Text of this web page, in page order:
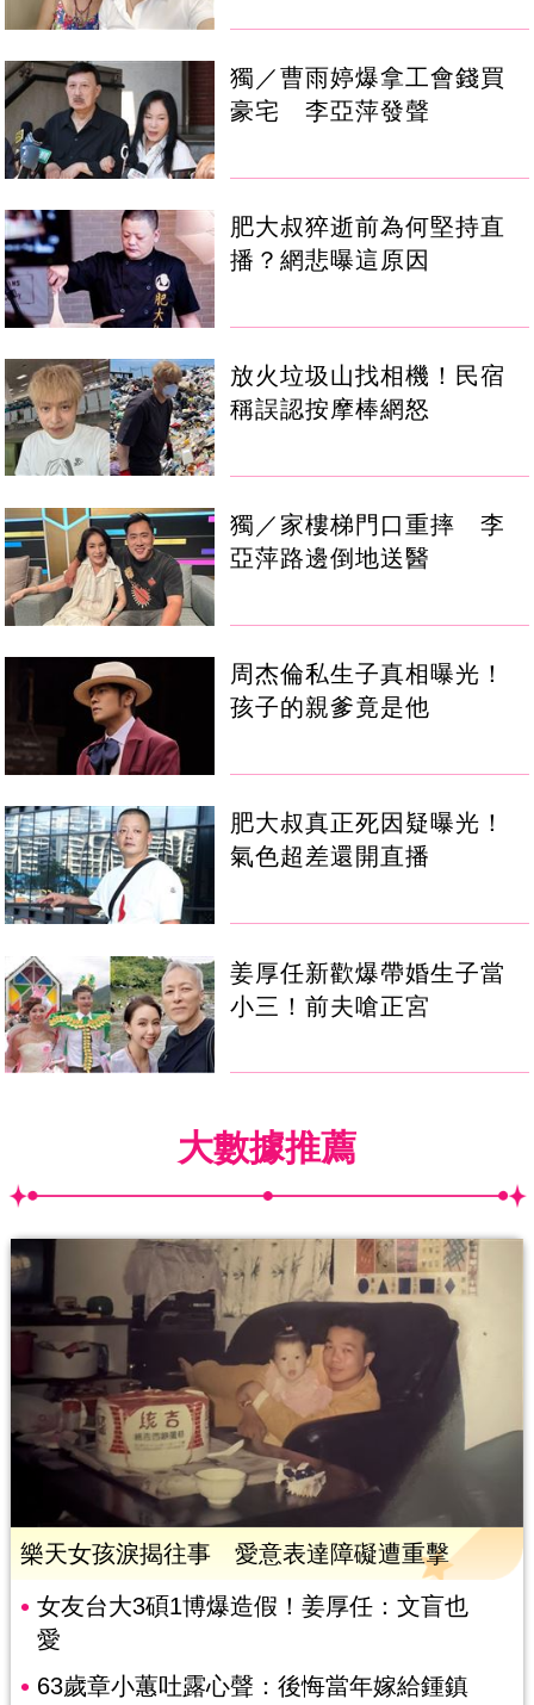
獨／曹雨婷爆拿工會錢買
豪宅 李亞萍發聲
肥大叔猝逝前為何堅持直
播？網悲曝這原因
放火垃圾山找相機！民宿
稱誤認按摩棒網怒
獨／家樓梯門口重摔 李
亞萍路邊倒地送醫
周杰倫私生子真相曝光！
孩子的親爹竟是他
肥大叔真正死因疑曝光！
氣色超差還開直播
姜厚任新歡爆帶婚生子當
小三！前夫嗆正宮
大數據推薦
樂天女孩淚揭往事 愛意表達障礙遭重擊
女友台大3碩1博爆造假！姜厚任：文盲也
愛
63歲章小蕙吐露心聲：後悔當年嫁給鍾鎮